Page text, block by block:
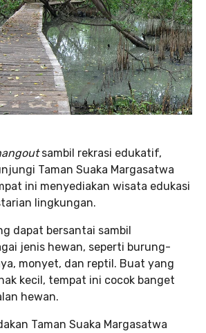
sambil rekrasi edukatif,
Taman Suaka Margasatwa
ini menyediakan wisata edukasi
lingkungan.
dapat bersantai sambil
jenis hewan, seperti burung-
monyet, dan reptil. Buat yang
kecil, tempat ini cocok banget
hewan.
Taman Suaka Margasatwa